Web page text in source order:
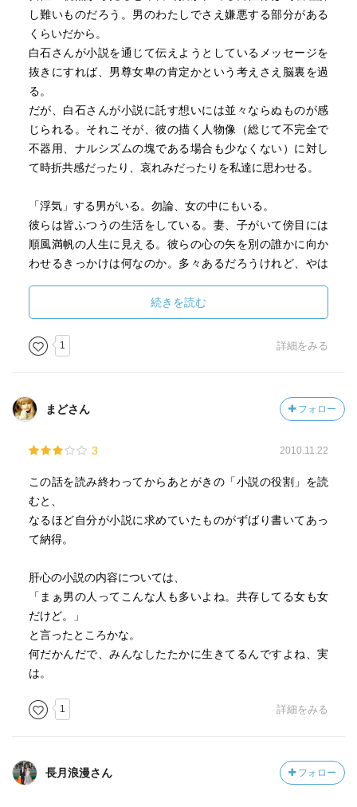
し難いものだろう。男のわたしでさえ嫌悪する部分がある
くらいだから。
白石さんが小説を通じて伝えようとしているメッセージを
抜きにすれば、男尊女卑の肯定かという考えさえ脳裏を過
る。
だが、白石さんが小説に託す想いには並々ならぬものが感
じられる。それこそが、彼の描く人物像（総じて不完全で
不器用、ナルシズムの塊である場合も少なくない）に対し
て時折共感だったり、哀れみだったりを私達に思わせる。
「浮気」する男がいる。勿論、女の中にもいる。
彼らは皆ふつうの生活をしている。妻、子がいて傍目には
順風満帆の人生に見える。彼らの心の矢を別の誰かに向か
わせるきっかけは何なのか。多々あるだろうけれど、やは
私たちは弱い。圧倒的に弱い。
助けが必要でぬくもりや潤いがなければ生きていくことは
難しい。
誰か。その時必要な人は誰か。
この小説の中では、死を目前にした男たちが、最期の時を
る。
結局愛というのは変化の激しいものなのだろうか。それと
を揺さぶる地平線のごとく安定しないものなのか。
やれやれ。まだ若造の私には難しすぎるテーマである。で
私が思うに白石さんが不倫している男性(皆一様に悪気がな
の終着点など、とにかく様々な事柄に言及したいとの理由
からなのだろう。そういう観点から見ると、白石さんの小
まうような屁理屈に屁理屈を上乗せした論理。大人だから
こそ素直になれないのが人間の性。
何年かしたらもう一度読み返してみようと思う。何かが掴
める気がする。
続きを読む
1 詳細をみる
まどさん フォロー
3 2010.11.22
この話を読み終わってからあとがきの「小説の役割」を読
むと、
なるほど自分が小説に求めていたものがずばり書いてあっ
て納得。
肝心の小説の内容については、
「まぁ男の人ってこんな人も多いよね。共存してる女も女
だけど。」
と言ったところかな。
何だかんだで、みんなしたたかに生きてるんですよね、実
は。
1 詳細をみる
長月浪漫さん フォロー